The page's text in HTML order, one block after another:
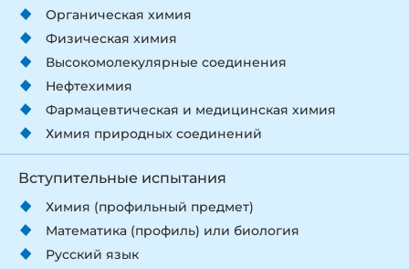
Органическая химия
Физическая химия
Высокомолекулярные соединения
Нефтехимия
Фармацевтическая и медицинская химия
Химия природных соединений
Вступительные испытания
Химия (профильный предмет)
Математика (профиль) или биология
Русский язык